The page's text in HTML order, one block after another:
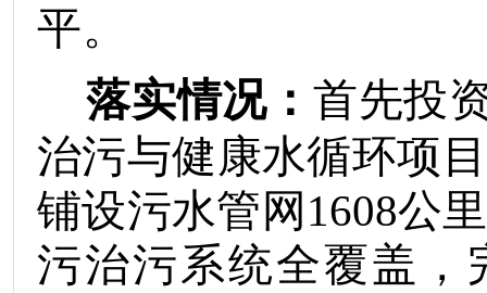
平。
落实情况： 首先投
治污与健康水循环项
铺设污水管网 1608公
污治污系统全覆盖，